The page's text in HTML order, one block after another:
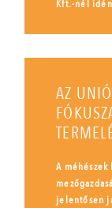
Kft.-nél
AZ
A
jelentősen